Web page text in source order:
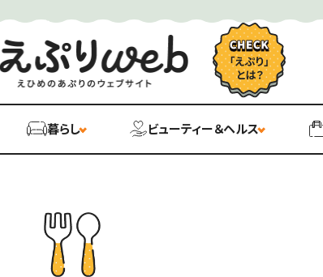
暮らし ビューティー＆ヘルス